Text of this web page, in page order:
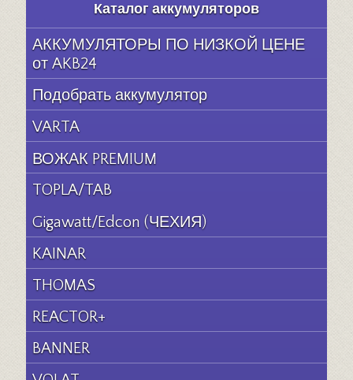
Каталог аккумуляторов
АККУМУЛЯТОРЫ ПО НИЗКОЙ ЦЕНЕ
от AKB24
Подобрать аккумулятор
VARTA
ВОЖАК PREMIUM
TOPLA/TAB
Gigawatt/Edcon (ЧЕХИЯ)
KAINAR
THOMAS
REACTOR+
BANNER